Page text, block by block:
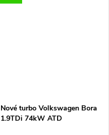
Nové turbo Volkswagen Bora
1.9TDi 74kW ATD